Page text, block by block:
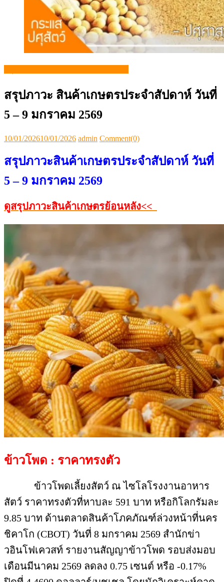
สรุปภาวะ สินค้าเกษตรประจำสัปดาห์ วันที่
5 – 9 มกราคม 2569
Posted
10/01/202610/01/2026 Author
admin Comment(0)
สรุปภาวะสินค้าเกษตรประจำสัปดาห์ วันที่
5 – 9 มกราคม 2569
ดูสรุปภาวะสินค้าเกษตรย้อนหลัง<<
ข้าวโพด : ราคาทรงตัว
ข้าวโพดเลี้ยงสัตว์ ณ ไซโลโรงงานอาหาร
สัตว์ ราคาทรงตัวที่หาบละ 591 บาท หรือกิโลกรัมละ
9.85 บาท ด้านตลาดสินค้าโภคภัณฑ์ล่วงหน้าที่นคร
ชิคาโก (CBOT) วันที่ 8 มกราคม 2569 สำนักข่า
วอินโฟเควสท์ รายงานสัญญาข้าวโพด รอบส่งมอบ
เดือนมีนาคม 2569 ลดลง 0.75 เซนต์ หรือ -0.17%